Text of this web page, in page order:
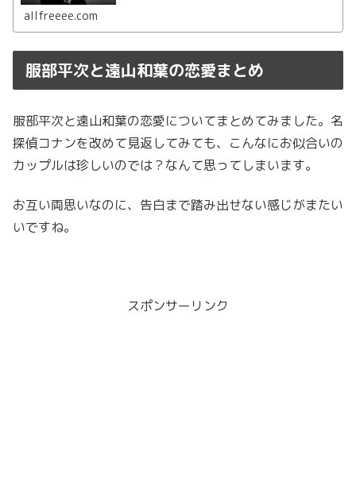
allfreeee.com
服部平次と遠山和葉の恋愛まとめ
服部平次と遠山和葉の恋愛についてまとめてみました。名
探偵コナンを改めて見返してみても、こんなにお似合いの
カップルは珍しいのでは？なんて思ってしまいます。
お互い両思いなのに、告白まで踏み出せない感じがまたい
いですね。
スポンサーリンク